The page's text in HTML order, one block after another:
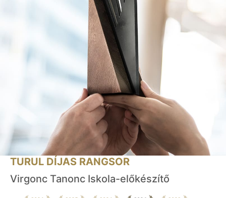
TURUL DÍJAS RANGSOR
Virgonc Tanonc Iskola-előkészítő